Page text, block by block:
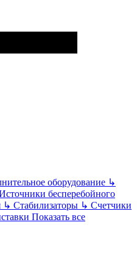
оборудование ↳
бесперебойного
↳ Стабилизаторы ↳ Счетчики
Показать все